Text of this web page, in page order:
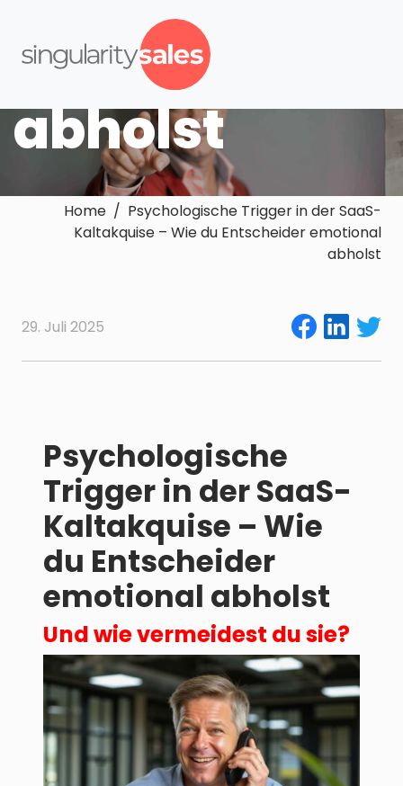
emotional
abholst
Home / Psychologische Trigger in der SaaS-
Kaltakquise – Wie du Entscheider emotional
abholst
29. Juli 2025
Psychologische
Trigger in der SaaS-
Kaltakquise – Wie
du Entscheider
emotional abholst
Und wie vermeidest du sie?